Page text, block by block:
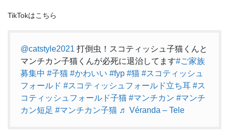
TikTokはこちら
@catstyle2021 打倒虫！スコティッシュ子猫くんと
マンチカン子猫くんが必死に退治してます#ご家族
募集中 #子猫 #かわいい #fyp #猫 #スコティッシュ
フォールド #スコティッシュフォールド立ち耳 #ス
コティッシュフォールド子猫 #マンチカン #マンチ
カン短足 #マンチカン子猫 ♬ Véranda – Tele